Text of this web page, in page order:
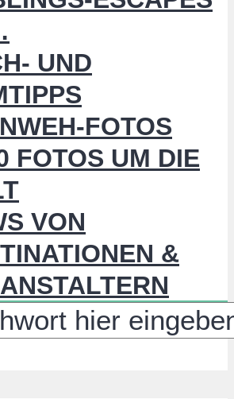
UND
FOTOS
FOTOS UM DIE
VON
&